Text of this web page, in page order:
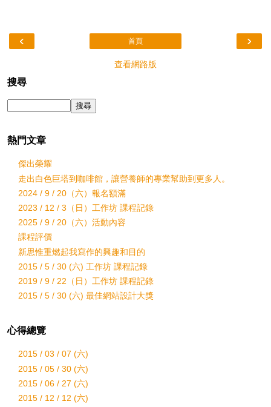
‹ ›
首頁
查看網路版
搜尋
熱門文章
傑出榮耀
走出白色巨塔到咖啡館，讓營養師的專業幫助到更多人。
2024 / 9 / 20（六）報名額滿
2023 / 12 / 3（日）工作坊 課程記錄
2025 / 9 / 20（六）活動內容
課程評價
新思惟重燃起我寫作的興趣和目的
2015 / 5 / 30 (六) 工作坊 課程記錄
2019 / 9 / 22（日）工作坊 課程記錄
2015 / 5 / 30 (六) 最佳網站設計大獎
心得總覽
2015 / 03 / 07 (六)
2015 / 05 / 30 (六)
2015 / 06 / 27 (六)
2015 / 12 / 12 (六)